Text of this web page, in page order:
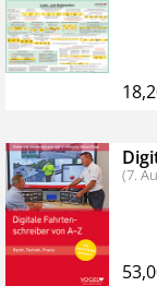
Bestellen Sie
Kennenlern-
Monaten
Abonnement
weiteren
(7.